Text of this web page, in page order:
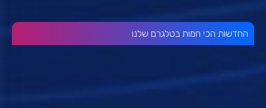
החדשות הכי חמות בטלגרם שלנו